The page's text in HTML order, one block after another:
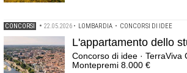
CONCORSI • 22.05.2026 • LOMBARDIA • CONCORSI DI IDEE
L'appartamento dello
Concorso di idee · TerraViva
Montepremi 8.000 €